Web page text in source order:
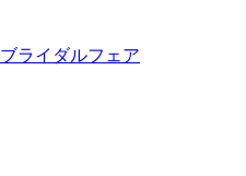
ブライダルフェア